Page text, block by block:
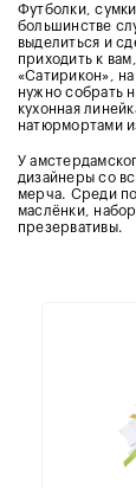
Футболки,
большинстве
выделиться и
приходить к
«Сатирикон»,
нужно собрать
кухонная
натюрмортами
У
дизайнеры со
мерча. Среди
маслёнки,
презервативы.